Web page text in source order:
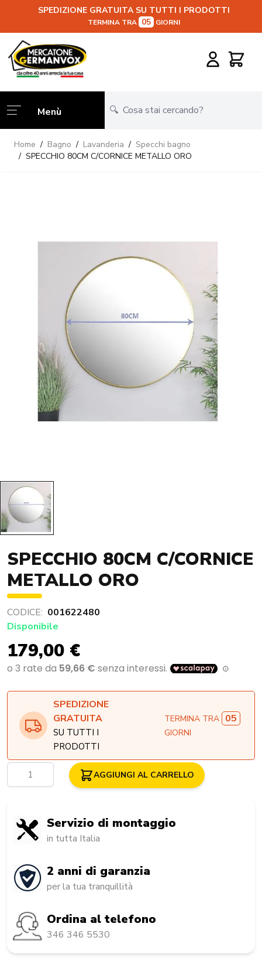
SPEDIZIONE GRATUITA SU TUTTI I PRODOTTI
TERMINA TRA 05 GIORNI
Salta al contenuto
Carrello
Menù
Home / Bagno / Lavanderia / Specchi bagno
/ SPECCHIO 80CM C/CORNICE METALLO ORO
SPECCHIO 80CM C/CORNICE
METALLO ORO
CODICE: 001622480
Disponibile
179,00 €
SPEDIZIONE
GRATUITA
SU TUTTI I
PRODOTTI
TERMINA TRA 05
GIORNI
Quantità AGGIUNGI AL CARRELLO
Servizio di montaggio
in tutta Italia
2 anni di garanzia
per la tua tranquillità
Ordina al telefono
346 346 5530